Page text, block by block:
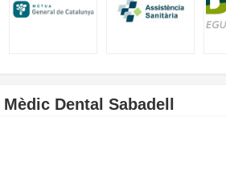
Mèdic Dental Sabadell